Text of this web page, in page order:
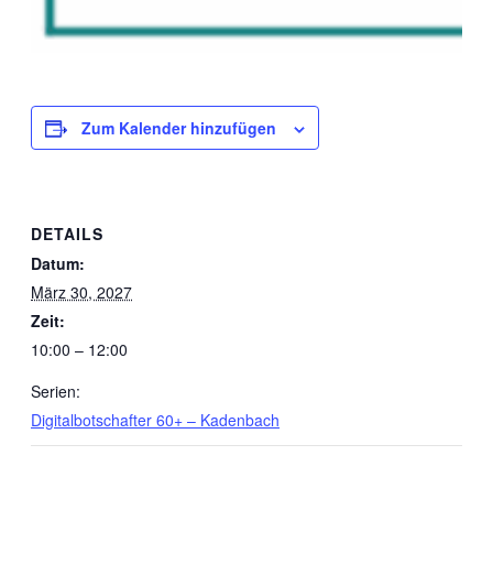
Zum Kalender hinzufügen
DETAILS
Datum:
März 30, 2027
Zeit:
10:00 – 12:00
Serien:
Digitalbotschafter 60+ – Kadenbach